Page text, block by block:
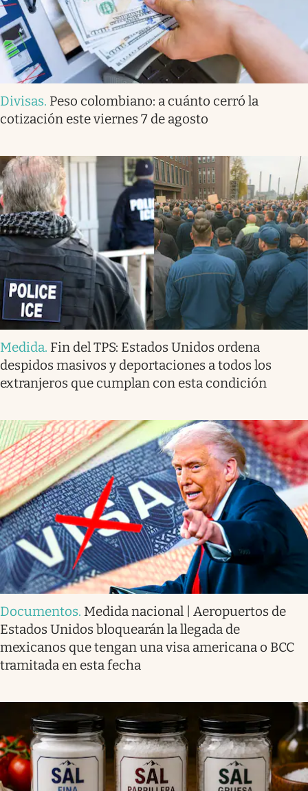
Divisas. Peso colombiano: a cuánto cerró la
cotización este viernes 7 de agosto
Medida. Fin del TPS: Estados Unidos ordena
despidos masivos y deportaciones a todos los
extranjeros que cumplan con esta condición
Documentos. Medida nacional | Aeropuertos de
Estados Unidos bloquearán la llegada de
mexicanos que tengan una visa americana o BCC
tramitada en esta fecha